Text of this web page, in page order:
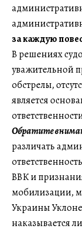
за каждую
В решениях
уважительной
обстрелы,
является
Обратите
различать
ВВК и
мобилизации,
Украины
наказывается